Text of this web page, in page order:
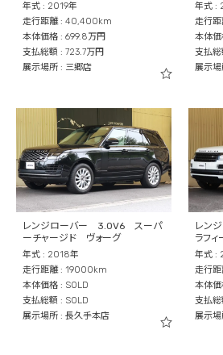
年式 : 2019年
走行距離 : 40,400km
本体価格 : 699.8万円
支払総額 : 723.7万円
展示場所 : 三郷店
年式 :
走行
本体価
支払総
展示
レンジローバー 3.0V6 スーパ
ーチャージド ヴォーグ
年式 : 2018年
走行距離 : 19000km
本体価格 : SOLD
支払総額 : SOLD
展示場所 : 長久手本店
レン
ラフィ
年式 :
走行
本体価
支払総
展示